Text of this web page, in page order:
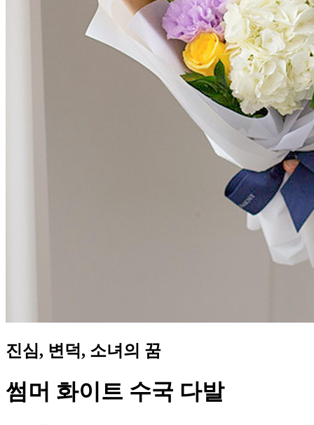
진심, 변덕, 소녀의 꿈
썸머 화이트 수국 다발